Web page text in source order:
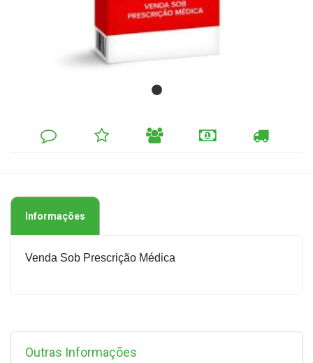
DEIXE
COMENTÁRIO
MINHA
LISTA
INDIQUE
FORMAS
CALCULAR
FRETE
Informações
Venda Sob Prescrição Médica
Outras Informações